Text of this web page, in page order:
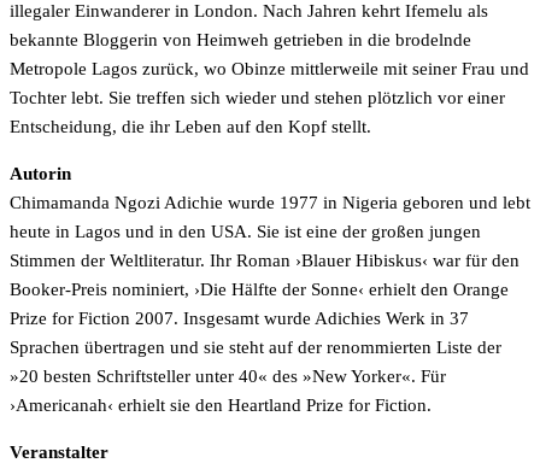
illegaler Einwanderer in London. Nach Jahren kehrt Ifemelu als
bekannte Bloggerin von Heimweh getrieben in die brodelnde
Metropole Lagos zurück, wo Obinze mittlerweile mit seiner Frau und
Tochter lebt. Sie treffen sich wieder und stehen plötzlich vor einer
Entscheidung, die ihr Leben auf den Kopf stellt.
Autorin
Chimamanda Ngozi Adichie wurde 1977 in Nigeria geboren und lebt
heute in Lagos und in den USA. Sie ist eine der großen jungen
Stimmen der Weltliteratur. Ihr Roman ›Blauer Hibiskus‹ war für den
Booker-Preis nominiert, ›Die Hälfte der Sonne‹ erhielt den Orange
Prize for Fiction 2007. Insgesamt wurde Adichies Werk in 37
Sprachen übertragen und sie steht auf der renommierten Liste der
»20 besten Schriftsteller unter 40« des »New Yorker«. Für
›Americanah‹ erhielt sie den Heartland Prize for Fiction.
Veranstalter